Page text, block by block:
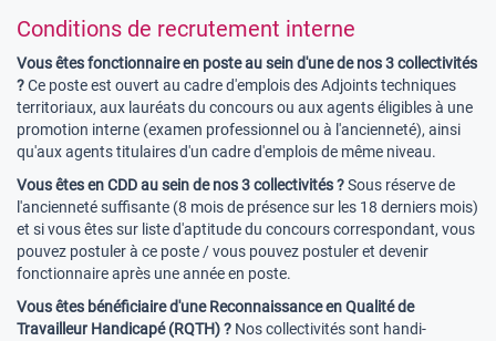
Conditions de recrutement interne
Vous êtes fonctionnaire en poste au sein d'une de nos 3 collectivités
?Ce poste est ouvert au cadre d'emplois des Adjoints techniques
territoriaux, aux lauréats du concours ou aux agents éligibles à une
promotion interne (examen professionnel ou à l'ancienneté), ainsi
qu'aux agents titulaires d'un cadre d'emplois de même niveau.
Vous êtes en CDD au sein de nos 3 collectivités ?Sous réserve de
l'ancienneté suffisante (8 mois de présence sur les 18 derniers mois)
et si vous êtes sur liste d'aptitude du concours correspondant, vous
pouvez postuler à ce poste / vous pouvez postuler et devenir
fonctionnaire après une année en poste.
Vous êtes bénéficiaire d'une Reconnaissance en Qualité de
Travailleur Handicapé (RQTH) ? Nos collectivités sont handi-